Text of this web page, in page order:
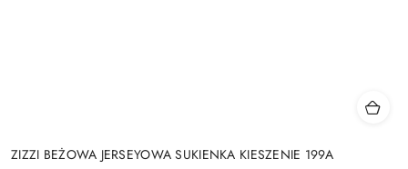
ZIZZI BEŻOWA JERSEYOWA SUKIENKA KIESZENIE 199A